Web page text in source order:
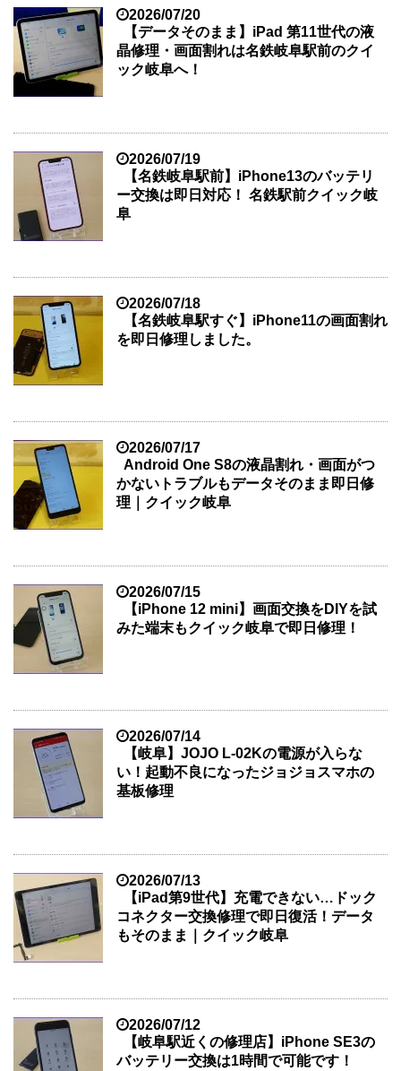
2026/07/20
【データそのまま】iPad 第11世代の液
晶修理・画面割れは名鉄岐阜駅前のクイ
ック岐阜へ！
2026/07/19
【名鉄岐阜駅前】iPhone13のバッテリ
ー交換は即日対応！ 名鉄駅前クイック岐
阜
2026/07/18
【名鉄岐阜駅すぐ】iPhone11の画面割れ
を即日修理しました。
2026/07/17
Android One S8の液晶割れ・画面がつ
かないトラブルもデータそのまま即日修
理｜クイック岐阜
2026/07/15
【iPhone 12 mini】画面交換をDIYを試
みた端末もクイック岐阜で即日修理！
2026/07/14
【岐阜】JOJO L-02Kの電源が入らな
い！起動不良になったジョジョスマホの
基板修理
2026/07/13
【iPad第9世代】充電できない…ドック
コネクター交換修理で即日復活！データ
もそのまま｜クイック岐阜
2026/07/12
【岐阜駅近くの修理店】iPhone SE3の
バッテリー交換は1時間で可能です！